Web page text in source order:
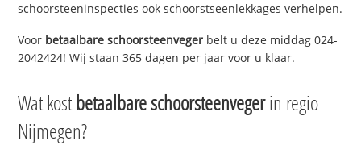
schoorsteeninspecties ook schoorstseenlekkages verhelpen.
Voor betaalbare schoorsteenveger belt u deze middag 024-
2042424! Wij staan 365 dagen per jaar voor u klaar.
Wat kostbetaalbare schoorsteenvegerin regio
Nijmegen?